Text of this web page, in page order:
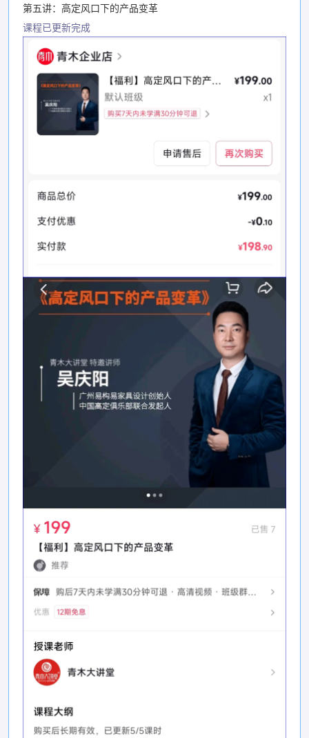
第五讲：高定风口下的产品变革
课程已更新完成